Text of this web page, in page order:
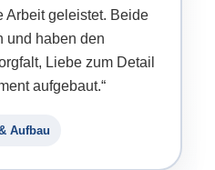
Arbeit geleistet. Beide
und haben den
Liebe zum Detail
aufgebaut.“
Aufbau